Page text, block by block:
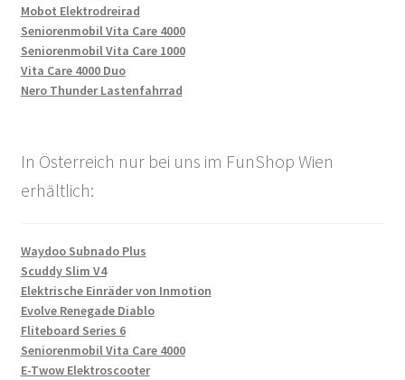
Mobot Elektrodreirad
Seniorenmobil Vita Care 4000
Seniorenmobil Vita Care 1000
Vita Care 4000 Duo
Nero Thunder Lastenfahrrad
In Österreich nur bei uns im FunShop Wien
erhältlich:
Waydoo Subnado Plus
Scuddy Slim V4
Elektrische Einräder von Inmotion
Evolve Renegade Diablo
Fliteboard Series 6
Seniorenmobil Vita Care 4000
E-Twow Elektroscooter